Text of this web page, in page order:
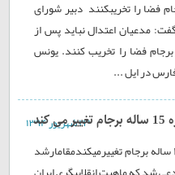
فضا را تخريبکنند دبير شورای
مدعيان اعتدال نبايد پس از
فضا را تخريب کنند. یونس
در ایل ...
۲۳ شهريور ۱۳۹۴
ماهيت انقلابی گری ايران در دوره 15 ساله برجام تغييرمیکندمقامارشد